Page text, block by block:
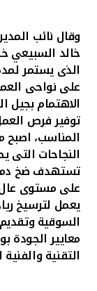
المملكة
مملكة
وقال نائب
خالد السبيعي
الذى يستمر
على نواحى
الاهتمام
توفير فرص
المناسب،
النجاحات
تستهدف ضخ
على مستوى
يعمل لترسيخ
السوقية
معايير الجودة
التقنية